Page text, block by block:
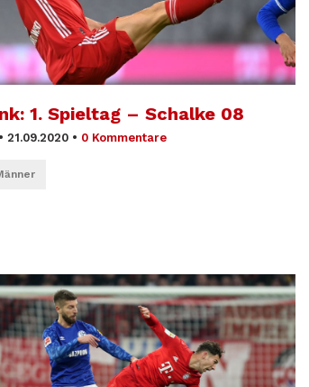
1. Spieltag – Schalke 08
• 21.09.2020 • 0 Kommentare